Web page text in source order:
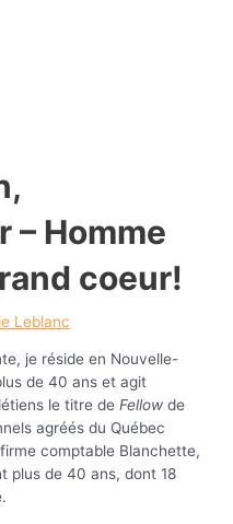
– Homme
coeur!
Leblanc
je réside en Nouvelle-
de 40 ans et agit
le titre deFellowde
agréés du Québec
comptable Blanchette,
plus de 40 ans, dont 18